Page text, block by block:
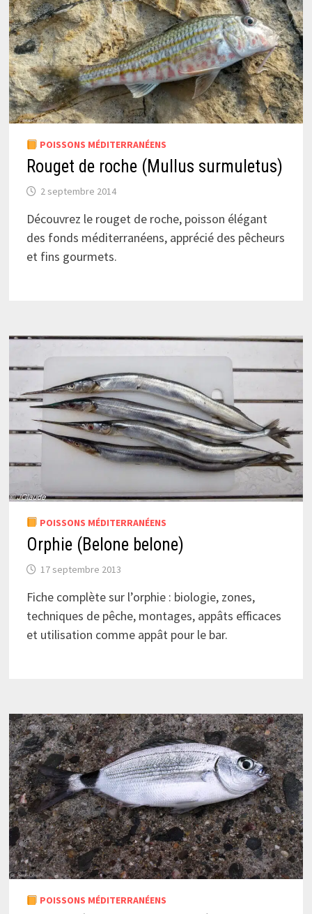
POISSONS MÉDITERRANÉENS
Rouget de roche (Mullus surmuletus)
2 septembre 2014
Découvrez le rouget de roche, poisson élégant
des fonds méditerranéens, apprécié des pêcheurs
et fins gourmets.
POISSONS MÉDITERRANÉENS
Orphie (Belone belone)
17 septembre 2013
Fiche complète sur l’orphie : biologie, zones,
techniques de pêche, montages, appâts efficaces
et utilisation comme appât pour le bar.
POISSONS MÉDITERRANÉENS